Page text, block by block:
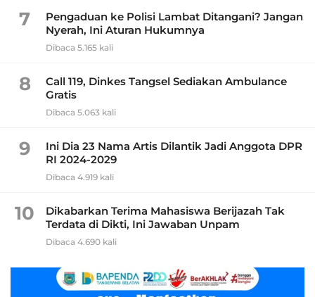
7
Pengaduan ke Polisi Lambat Ditangani? Jangan
Nyerah, Ini Aturan Hukumnya
Dibaca 5.165 kali
8
Call 119, Dinkes Tangsel Sediakan Ambulance
Gratis
Dibaca 5.063 kali
9
Ini Dia 23 Nama Artis Dilantik Jadi Anggota DPR
RI 2024-2029
Dibaca 4.919 kali
10
Dikabarkan Terima Mahasiswa Berijazah Tak
Terdata di Dikti, Ini Jawaban Unpam
Dibaca 4.690 kali